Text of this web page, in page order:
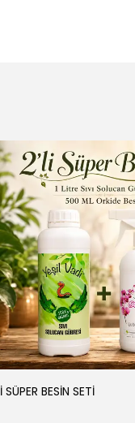
SÜPER BESİN SETİ